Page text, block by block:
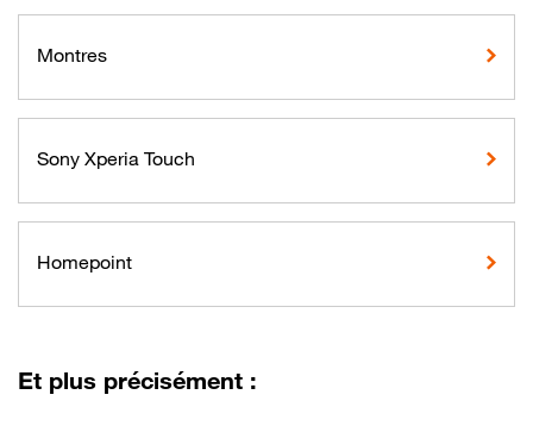
Montres
Sony Xperia Touch
Homepoint
Et plus précisément :